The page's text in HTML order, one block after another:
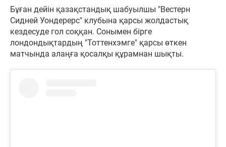
Бұған дейін қазақстандық шабуылшы "Вестерн
Сидней Уондерерс" клубына қарсы жолдастық
кездесуде гол соққан. Сонымен бірге
лондондықтардың "Тоттенхэмге" қарсы өткен
матчында алаңға қосалқы құрамнан шықты.